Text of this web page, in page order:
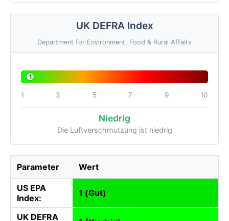
UK DEFRA Index
Department for Environment, Food & Rural Affairs
1
1 3 5 7 9 10
Niedrig
Die Luftverschmutzung ist niedrig
Parameter Wert
US EPA
Index:
1 (Gut)
UK DEFRA